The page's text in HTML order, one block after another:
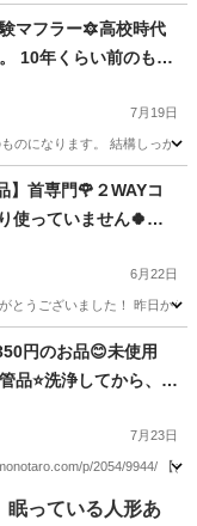
フラー🔯高校時代
7月19日
のものになります。 結
】首専門🌹２WAYコ
使っていません🍀使
ていただいて、首に
6月22日
とうございました！ 昨日か
専門
円のお品😊未使用
品⭐洗浄してから、お
ール金属株式会社🤗
p/2054/9944/7月23日
p/2054/9944/ 【
眠っている人形あ